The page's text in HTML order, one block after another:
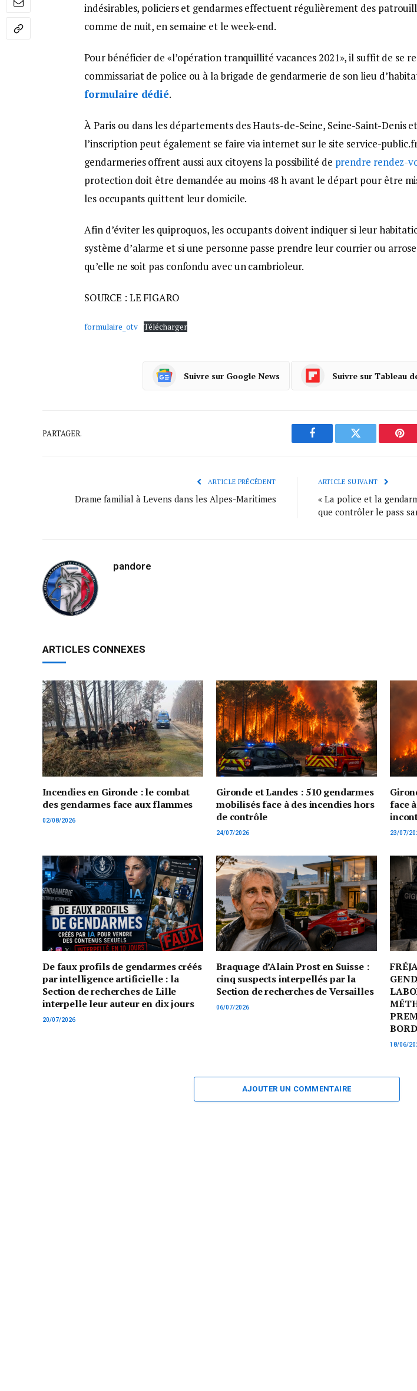
indésirables, policiers et gendarmes effectuent régulièrement des
comme de nuit, en semaine et le week-end.
Pour bénéficier de «l’opération tranquillité vacances 2021», il suffit de se
commissariat de police ou à la brigade de gendarmerie de son lieu
formulaire dédié.
À Paris ou dans les départements des Hauts-de-Seine, Seine-Saint-Denis
l’inscription peut également se faire via internet sur le site service-
gendarmeries offrent aussi aux citoyens la possibilité de prendre rendez-
protection doit être demandée au moins 48 h avant le départ pour être
les occupants quittent leur domicile.
Afin d’éviter les quiproquos, les occupants doivent indiquer si leur
système d’alarme et si une personne passe prendre leur courrier ou
qu’elle ne soit pas confondu avec un cambrioleur.
SOURCE : LE FIGARO
formulaire_otv Télécharger
Suivre sur Google News Suivre sur Tableau
PARTAGER.
Facebook Twitter
ARTICLE PRÉCÉDENT
Drame familial à Levens dans les Alpes-Maritimes
ARTICLE SUIVANT
« La police et la
que contrôler le pass
pandore
ARTICLES CONNEXES
Incendies en Gironde : le combat
des gendarmes face aux flammes
02/08/2026
Gironde et Landes : 510 gendarmes
mobilisés face à des incendies hors
de contrôle
24/07/2026
face
23/07/
De faux profils de gendarmes créés
par intelligence artificielle : la
Section de recherches de Lille
interpelle leur auteur en dix jours
20/07/2026
Braquage d’Alain Prost en Suisse :
cinq suspects interpellés par la
Section de recherches de Versailles
06/07/2026
18/06/
AJOUTER UN COMMENTAIRE